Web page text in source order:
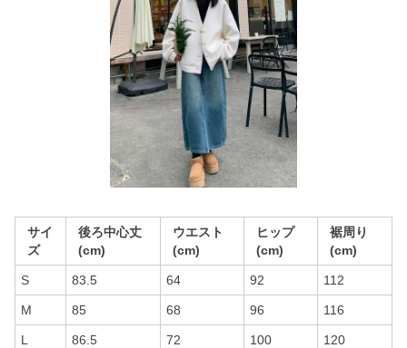
サイ
ズ
後ろ中心丈
(cm)
ウエスト
(cm)
ヒップ
(cm)
裾周り
(cm)
S 83.5 64 92 112
M 85 68 96 116
L 86.5 72 100 120